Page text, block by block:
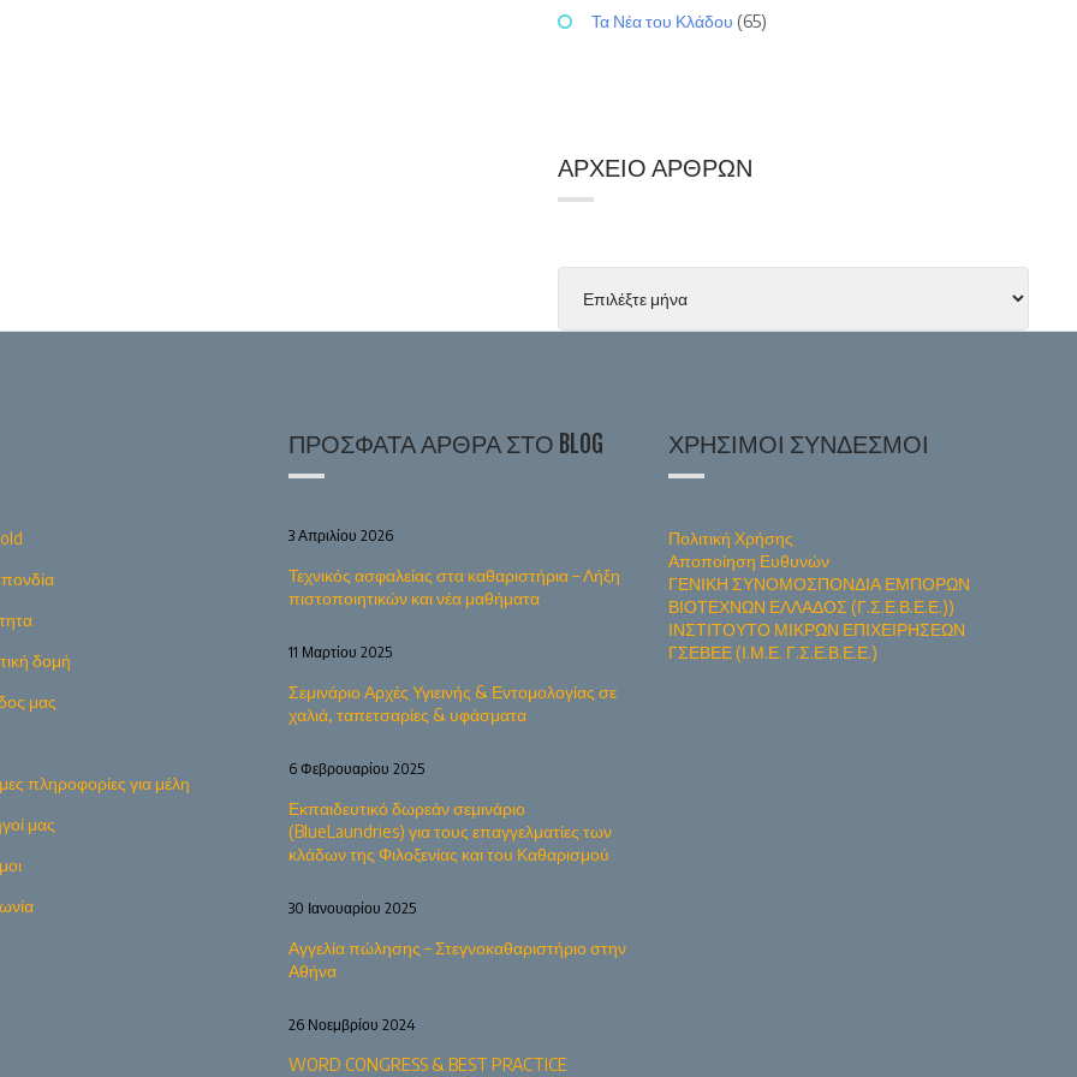
Τα Νέα του Κλάδου (65)
ΑΡΧΕΊΟ ΆΡΘΡΩΝ
δομή
μας
πληροφορίες για μέλη
μας
ΠΡΌΣΦΑΤΑ ΆΡΘΡΑ ΣΤΟ BLOG
Τεχνικός ασφαλείας στα καθαριστήρια – Λήξη
πιστοποιητικών και νέα μαθήματα
3 Απριλίου 2026
Σεμινάριο Αρχές Υγιεινής & Εντομολογίας σε
χαλιά, ταπετσαρίες & υφάσματα
11 Μαρτίου 2025
Εκπαιδευτικό δωρεάν σεμινάριο
(BlueLaundries) για τους επαγγελματίες των
κλάδων της Φιλοξενίας και του Καθαρισμού
6 Φεβρουαρίου 2025
Αγγελία πώλησης – Στεγνοκαθαριστήριο στην
Αθήνα
30 Ιανουαρίου 2025
WORD CONGRESS & BEST PRACTICE
26 Νοεμβρίου 2024
ΧΡΉΣΙΜΟΙ ΣΎΝΔΕΣΜΟΙ
Πολιτική Χρήσης
Αποποίηση Ευθυνών
ΓΕΝΙΚΗ ΣΥΝΟΜΟΣΠΟΝΔΙΑ ΕΜΠΟΡΩΝ
ΒΙΟΤΕΧΝΩΝ ΕΛΛΑΔΟΣ (Γ.Σ.Ε.Β.Ε.Ε.))
ΙΝΣΤΙΤΟΥΤΟ ΜΙΚΡΩΝ ΕΠΙΧΕΙΡΗΣΕΩΝ
ΓΣΕΒΕΕ (Ι.Μ.Ε. Γ.Σ.Ε.Β.Ε.Ε.)